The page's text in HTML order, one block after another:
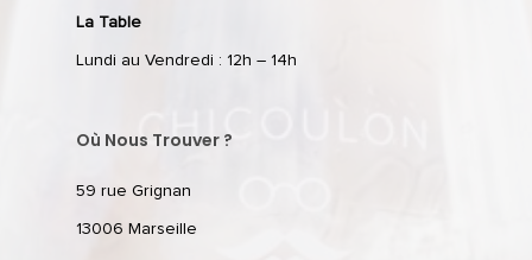
La Table
Lundi au Vendredi : 12h – 14h
Où Nous Trouver ?
59 rue Grignan
13006 Marseille